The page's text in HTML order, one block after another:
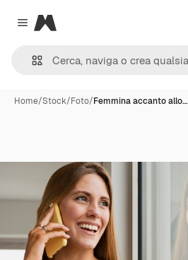
Close menu
Magnific
Home/Stock/Foto/Femmina accanto allo…